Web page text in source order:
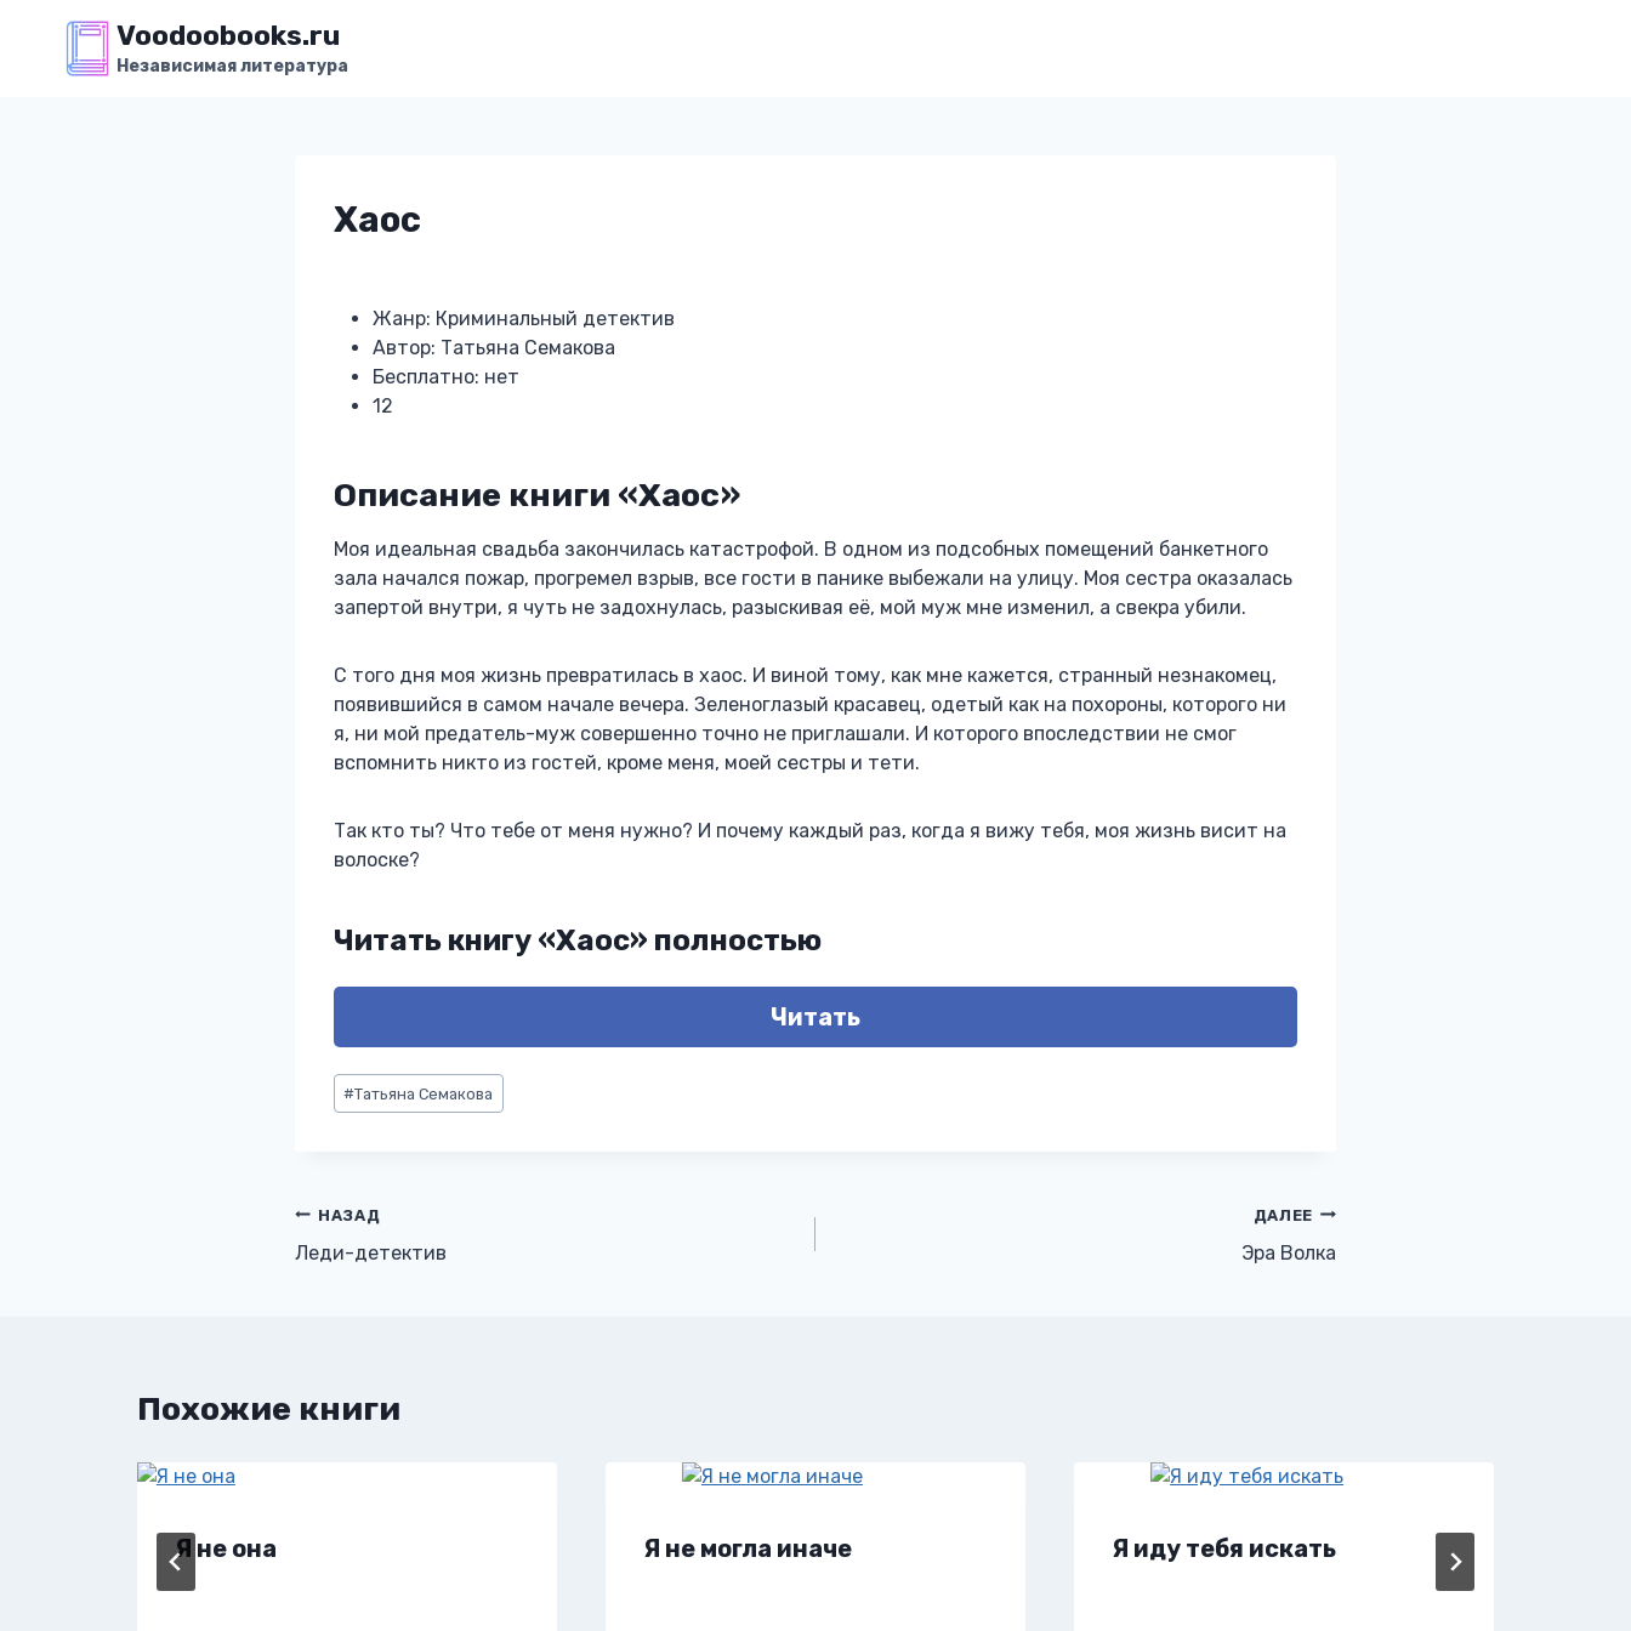
содержимому
Voodoobooks.ru
Независимая литература
Хаос
Жанр: Криминальный детектив
Автор: Татьяна Семакова
Бесплатно: нет
12
Описание книги «Хаос»
Моя идеальная свадьба закончилась катастрофой. В одном из подсобных помещений банкетного
зала начался пожар, прогремел взрыв, все гости в панике выбежали на улицу. Моя сестра оказалась
запертой внутри, я чуть не задохнулась, разыскивая её, мой муж мне изменил, а свекра убили.
С того дня моя жизнь превратилась в хаос. И виной тому, как мне кажется, странный незнакомец,
появившийся в самом начале вечера. Зеленоглазый красавец, одетый как на похороны, которого ни
я, ни мой предатель-муж совершенно точно не приглашали. И которого впоследствии не смог
вспомнить никто из гостей, кроме меня, моей сестры и тети.
Так кто ты? Что тебе от меня нужно? И почему каждый раз, когда я вижу тебя, моя жизнь висит на
волоске?
Читать книгу «Хаос» полностью
Читать
Метки
записи:
#Татьяна Семакова
Навигация
по
НАЗАД
Леди-детектив
ДАЛЕЕ
Эра Волка
Похожие книги
Я не она Я не могла иначе Я иду тебя искать